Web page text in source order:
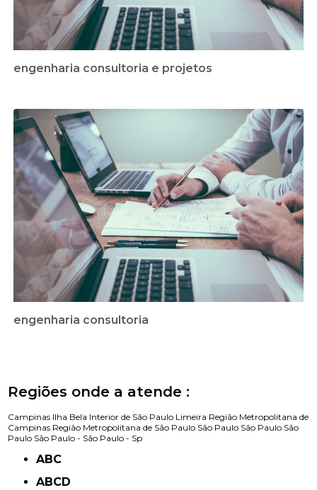
engenharia consultoria e projetos
engenharia consultoria
Regiões onde a atende :
Campinas Ilha Bela Interior de São Paulo Limeira Região Metropolitana de
Campinas Região Metropolitana de São Paulo São Paulo São Paulo São
Paulo São Paulo - São Paulo - Sp
ABC
ABCD